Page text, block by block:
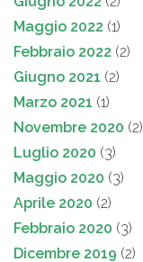
Maggio 2022 (1)
Febbraio 2022 (2)
Giugno 2021 (2)
Marzo 2021 (1)
Novembre 2020 (2)
Luglio 2020 (3)
Maggio 2020 (3)
Aprile 2020 (2)
Febbraio 2020 (3)
Dicembre 2019 (2)